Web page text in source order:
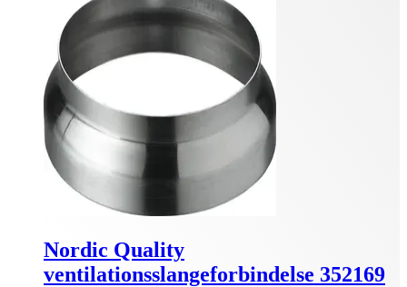
Nordic Quality
ventilationsslangeforbindelse 352169